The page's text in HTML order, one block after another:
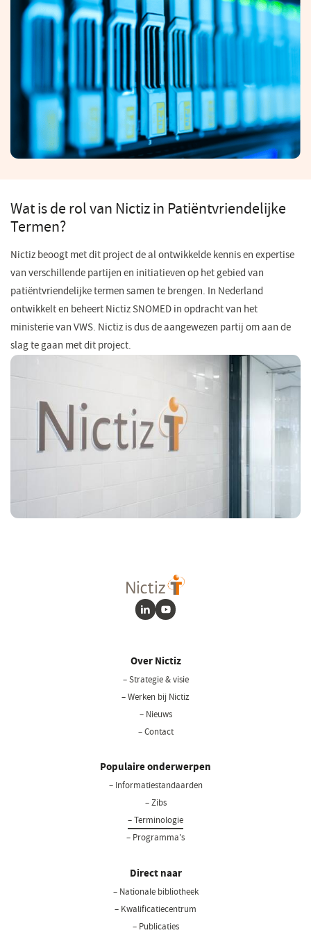
Wat is de rol van Nictiz in Patiëntvriendelijke
Termen?
Nictiz beoogt met dit project de al ontwikkelde kennis en expertise
van verschillende partijen en initiatieven op het gebied van
patiëntvriendelijke termen samen te brengen. In Nederland
ontwikkelt en beheert Nictiz SNOMED in opdracht van het
ministerie van VWS. Nictiz is dus de aangewezen partij om aan de
slag te gaan met dit project.
LinkedInYoutube
Over Nictiz
– Strategie & visie
– Werken bij Nictiz
– Nieuws
– Contact
Populaire onderwerpen
– Informatiestandaarden
– Zibs
– Terminologie
– Programma's
Direct naar
– Nationale bibliotheek(opent
– Kwalificatiecentrum
– Publicaties